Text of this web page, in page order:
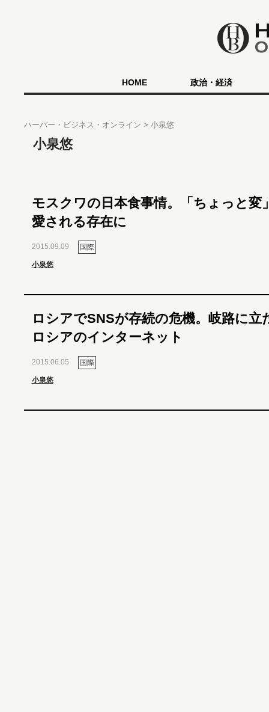
HOME 政治・経済
ハーバー・ビジネス・オンライン 小泉悠
小泉悠
モスクワの日本食事情。「ちょっと変
愛される存在に
2015.09.09 国際
小泉悠
ロシアでSNSが存続の危機。岐路に立
ロシアのインターネット
2015.06.05 国際
小泉悠